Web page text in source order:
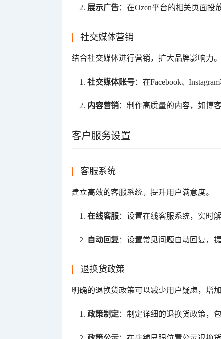
展示广告：在Ozon平台的相关页面投
社交媒体营销
结合社交媒体进行营销，扩大品牌影响力。
社交媒体账号：在Facebook、
内容营销：制作高质量的内容，如博
客户服务设置
客服系统
建立高效的客服系统，提升用户满意度。
在线客服：设置在线客服系统，实时
自动回复 ：设置常见问题自动回复，
退换货政策
明确的退换货政策可以减少用户疑虑，增
政策制定：制定详细的退换货政策，